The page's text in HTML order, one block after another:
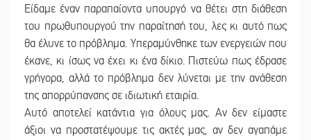
Είδαμε έναν παραπαίοντα υπουργό να θέτει στη διάθεση
του πρωθυπουργού την παραίτησή του, λες κι αυτό πως
θα έλυνε το πρόβλημα. Υπεραμύνθηκε των ενεργειών που
έκανε, κι ίσως να έχει κι ένα δίκιο. Πιστεύω πως έδρασε
γρήγορα, αλλά το πρόβλημα δεν λύνεται με την ανάθεση
της απορρύπανσης σε ιδιωτική εταιρία.
Αυτό αποτελεί κατάντια για όλους μας. Αν δεν είμαστε
άξιοι να προστατέψουμε τις ακτές μας, αν δεν αγαπάμε